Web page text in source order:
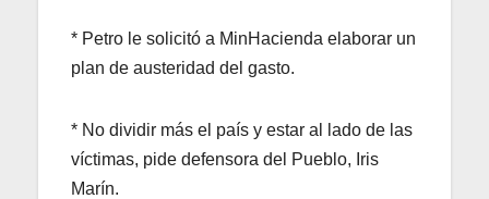
* Petro le solicitó a MinHacienda elaborar un
plan de austeridad del gasto.
* No dividir más el país y estar al lado de las
víctimas, pide defensora del Pueblo, Iris
Marín.